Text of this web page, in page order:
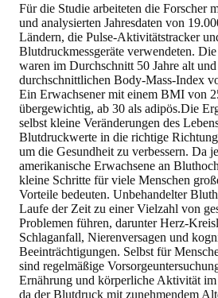
Für die Studie arbeiteten die Forscher
und analysierten Jahresdaten von
Ländern, die Pulse-Aktivitätstracker
Blutdruckmessgeräte verwendeten.
waren im Durchschnitt 50 Jahre alt und
durchschnittlichen Body-Mass-Index
Ein Erwachsener mit einem BMI von
übergewichtig, ab 30 als adipös.Die
selbst kleine Veränderungen des
Blutdruckwerte in die richtige
um die Gesundheit zu verbessern. Da
amerikanische Erwachsene an
kleine Schritte für viele Menschen
Vorteile bedeuten. Unbehandelter
Laufe der Zeit zu einer Vielzahl von
Problemen führen, darunter Herz-
Schlaganfall, Nierenversagen und
Beeinträchtigungen. Selbst für
sind regelmäßige
Ernährung und körperliche Aktivität
da der Blutdruck mit zunehmendem